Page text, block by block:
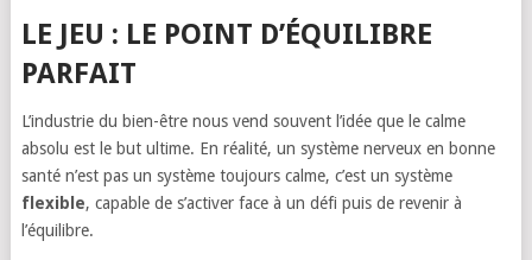
LE JEU : LE POINT D’ÉQUILIBRE
PARFAIT
L’industrie du bien-être nous vend souvent l’idée que le calme
absolu est le but ultime. En réalité, un système nerveux en bonne
santé n’est pas un système toujours calme, c’est un système
flexible, capable de s’activer face à un défi puis de revenir à
l’équilibre.